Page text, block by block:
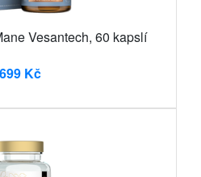
Vesantech, 60 kapslí
699 Kč